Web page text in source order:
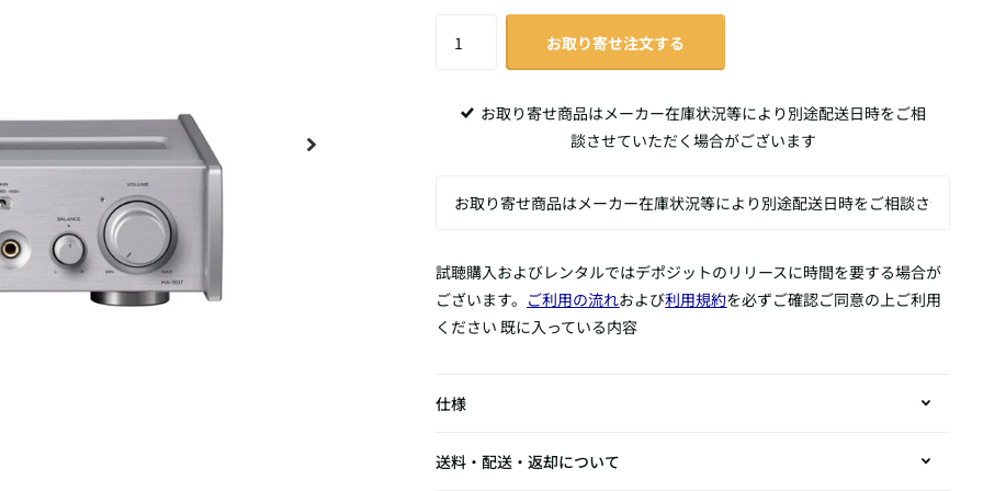
お取り寄せ注文する
お取り寄せ商品はメーカー在庫状況等により別途配送日時をご相
談させていただく場合がございます
試聴購入およびレンタルではデポジットのリリースに時間を要する場合が
ございます。 ご利用の流れおよび利用規約を必ずご確認ご同意の上ご利用
ください 既に入っている内容
仕様
送料・配送・返却について